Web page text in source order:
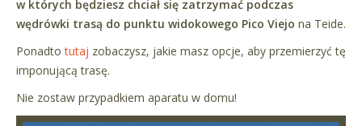
w których będziesz chciał się zatrzymać podczas
wędrówki trasą do punktu widokowego Pico Viejo na Teide.
Ponadtotutaj zobaczysz, jakie masz opcje, aby przemierzyć tę
imponującą trasę.
Nie zostaw przypadkiem aparatu w domu!